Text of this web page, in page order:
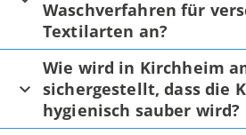
Waschverfahren für
Textilarten an?
Wie wird in Kirchheim
sichergestellt, dass die
hygienisch sauber wird?